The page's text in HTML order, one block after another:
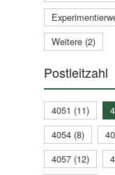
Weitere (2)
Postleitzahl
4051 (11)
4054 (8)
4057 (12)